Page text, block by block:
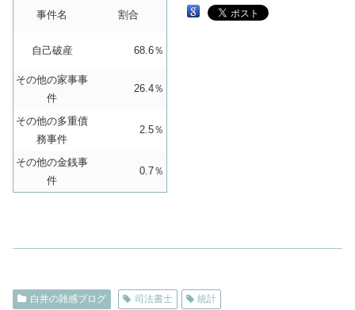
事件名 割合
自己破産 68.6％
その他の家事事
件
26.4％
その他の多重債
務事件
2.5％
その他の金銭事
件
0.7％
白井の雑感ブログ 司法書士 統計